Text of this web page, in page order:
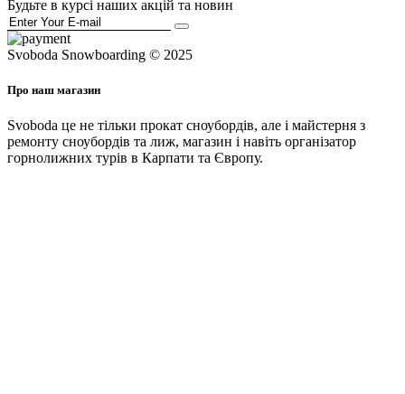
Будьте в курсі наших акцій та новин
Svoboda Snowboarding © 2025
Про наш магазин
Svoboda це не тільки прокат сноубордів, але і майстерня з
ремонту сноубордів та лиж, магазин і навіть організатор
горнолижних турів в Карпати та Європу.